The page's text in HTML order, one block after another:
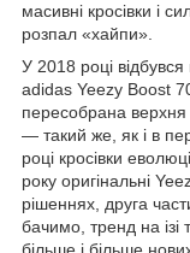
масивні кросівки і
розпал «хайпи».
У 2018 році відбувся
adidas Yeezy Boost
пересобрана
— такий же, як і в
році кросівки
року оригінальні
рішеннях, друга
бачимо, тренд на